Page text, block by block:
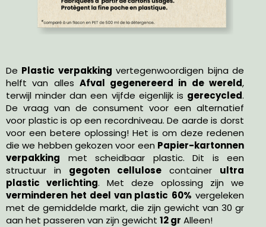
De Plastic verpakking vertegenwoordigen bijna de
helft van alles Afval gegenereerd in de wereld,
terwijl minder dan een vijfde eigenlijk is gerecycled.
De vraag van de consument voor een alternatief
voor plastic is op een recordniveau. De aarde is dorst
voor een betere oplossing! Het is om deze redenen
die we hebben gekozen voor een Papier-kartonnen
verpakking met scheidbaar plastic. Dit is een
structuur in gegoten cellulose container ultra
plastic verlichting. Met deze oplossing zijn we
verminderen het deel van plastic 60% vergeleken
met de gemiddelde markt, die zijn gewicht van 30 gr
aan het passeren van zijn gewicht 12 gr Alleen!